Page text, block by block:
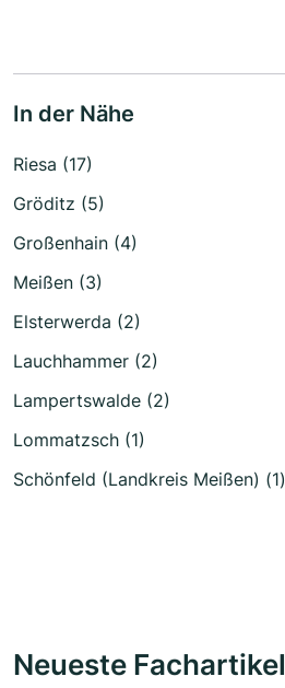
In der Nähe
Riesa (17)
Gröditz (5)
Großenhain (4)
Meißen (3)
Elsterwerda (2)
Lauchhammer (2)
Lampertswalde (2)
Lommatzsch (1)
Schönfeld (Landkreis Meißen) (1)
Neueste Fachartikel